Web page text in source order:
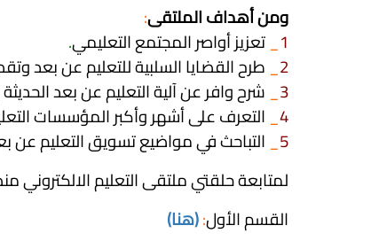
ومن أهداف الملتقى:
1
_تعزيز أواصر المجتمع التعليمي.
2
_ طرح القضايا السلبية للتعليم عن بعد
3
_ شرح وافر عن آلية التعليم عن بعد
4
_ التعرف على أشهر وأكبر المؤسسات
5
_ التباحث في مواضيع تسويق التعليم
لمتابعة حلقتي ملتقى التعليم الالكتروني
القسم الأول:(هنا)